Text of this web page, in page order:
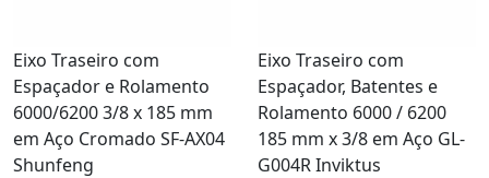
Eixo Traseiro com
Espaçador e Rolamento
6000/6200 3/8 x 185 mm
em Aço Cromado SF-AX04
Shunfeng
Eixo Traseiro com
Espaçador, Batentes e
Rolamento 6000 / 6200
185 mm x 3/8 em Aço GL-
G004R Inviktus